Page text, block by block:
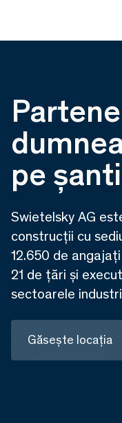
pe
Swietelsky AG
construcții cu
12.650 de
21 de țări și
sectoarele
Găsește locația